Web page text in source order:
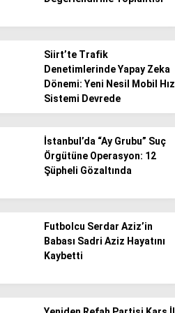
Siirt’te Trafik
Denetimlerinde Yapay Zeka
Dönemi: Yeni Nesil Mobil Hız
Sistemi Devrede
İstanbul’da “Ay Grubu” Suç
Örgütüne Operasyon: 12
Şüpheli Gözaltında
Futbolcu Serdar Aziz’in
Babası Sadri Aziz Hayatını
Kaybetti